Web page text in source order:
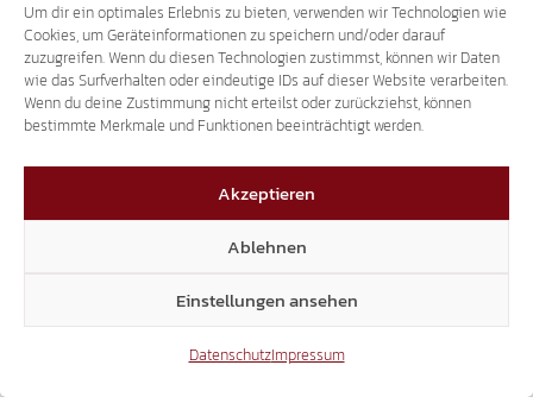
Um dir ein optimales Erlebnis zu bieten, verwenden wir Technologien wie
Cookies, um Geräteinformationen zu speichern und/oder darauf
zuzugreifen. Wenn du diesen Technologien zustimmst, können wir Daten
wie das Surfverhalten oder eindeutige IDs auf dieser Website verarbeiten.
Wenn du deine Zustimmung nicht erteilst oder zurückziehst, können
bestimmte Merkmale und Funktionen beeinträchtigt werden.
Akzeptieren
Ablehnen
Einstellungen ansehen
DatenschutzImpressum
31.07.2026
LANDTAGSANFRAGEN AN ULLI MAIR:
SPOTT UND BELEHRUNGEN